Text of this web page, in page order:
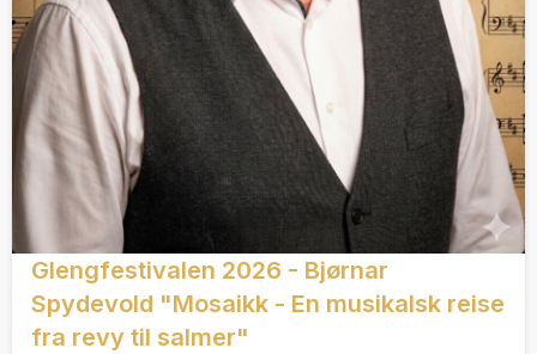
Glengfestivalen 2026 - Bjørnar
Spydevold "Mosaikk - En musikalsk reise
fra revy til salmer"